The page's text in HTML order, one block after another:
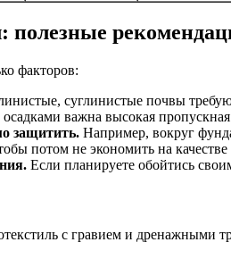
полезные
факторов:
суглинистые почвы
важна высокая пропускная
защитить. Например, вокруг
потом не экономить на
Если планируете обойтись
с гравием и